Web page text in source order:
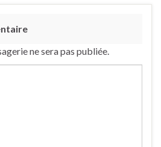
ne sera pas publiée.